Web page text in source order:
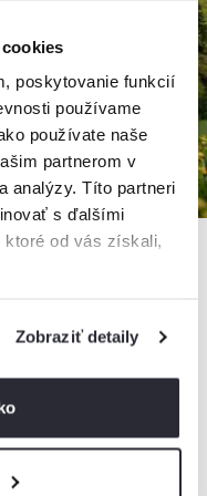
poskytovanie funkcií
používame
používate naše
partnerom v
analýzy. Títo partneri
s ďalšími
ktoré od vás získali,
Zobraziť detaily